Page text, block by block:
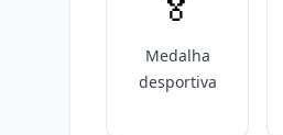
Medalha
desportiva